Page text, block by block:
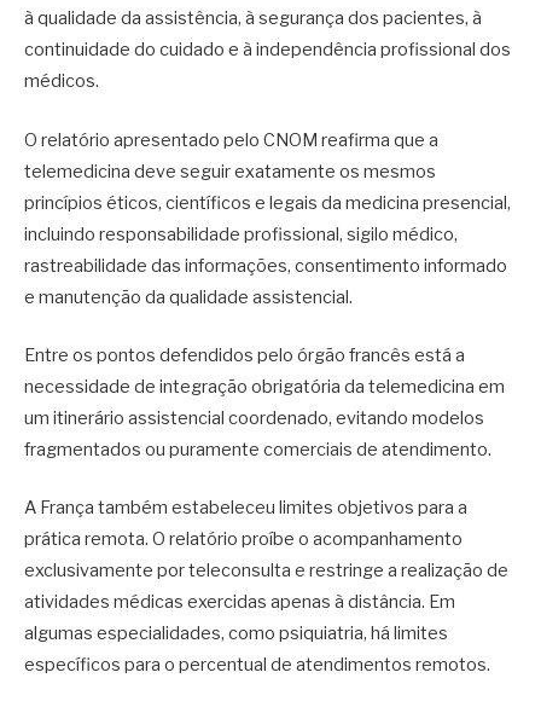
à qualidade da assistência, à segurança dos pacientes, à
continuidade do cuidado e à independência profissional dos
médicos.
O relatório apresentado pelo CNOM reafirma que a
telemedicina deve seguir exatamente os mesmos
princípios éticos, científicos e legais da medicina presencial,
incluindo responsabilidade profissional, sigilo médico,
rastreabilidade das informações, consentimento informado
e manutenção da qualidade assistencial.
Entre os pontos defendidos pelo órgão francês está a
necessidade de integração obrigatória da telemedicina em
um itinerário assistencial coordenado, evitando modelos
fragmentados ou puramente comerciais de atendimento.
A França também estabeleceu limites objetivos para a
prática remota. O relatório proíbe o acompanhamento
exclusivamente por teleconsulta e restringe a realização de
atividades médicas exercidas apenas à distância. Em
algumas especialidades, como psiquiatria, há limites
específicos para o percentual de atendimentos remotos.